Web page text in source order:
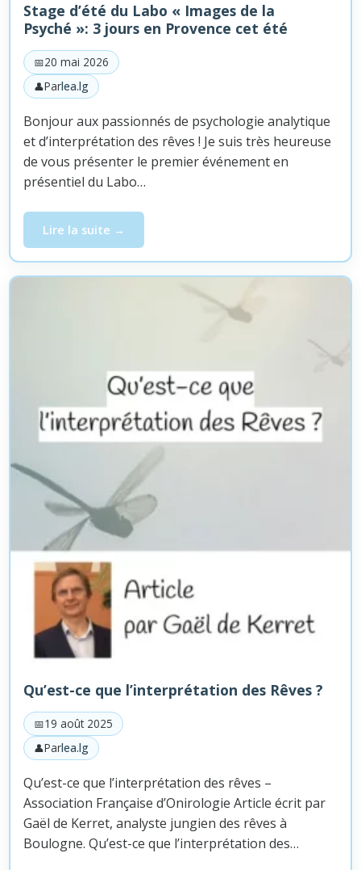
Stage d’été du Labo « Images de la
Psyché »: 3 jours en Provence cet été
20 mai 2026
Parlea.lg
Bonjour aux passionnés de psychologie analytique
et d’interprétation des rêves ! Je suis très heureuse
de vous présenter le premier événement en
présentiel du Labo…
Lire la suite
Stage d’été du Labo « Images de la Psyché »: 3 jours
Qu’est-ce que l’interprétation des Rêves ?
19 août 2025
Parlea.lg
Qu’est-ce que l’interprétation des rêves –
Association Française d’Onirologie Article écrit par
Gaël de Kerret, analyste jungien des rêves à
Boulogne. Qu’est-ce que l’interprétation des…